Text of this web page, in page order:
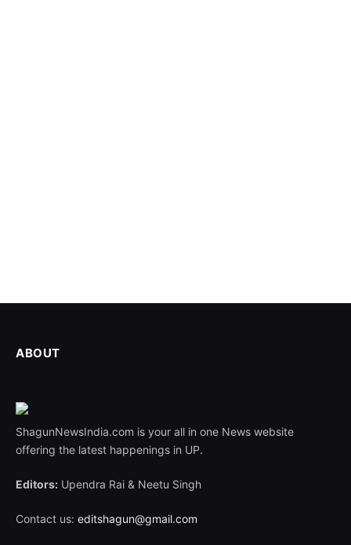
ABOUT
ShagunNewsIndia.com is your all in one News website
offering the latest happenings in UP.
Editors: Upendra Rai & Neetu Singh
Contact us: editshagun@gmail.com